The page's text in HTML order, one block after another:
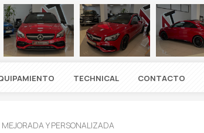
TECHNICAL CONTACTO
Y PERSONALIZADA